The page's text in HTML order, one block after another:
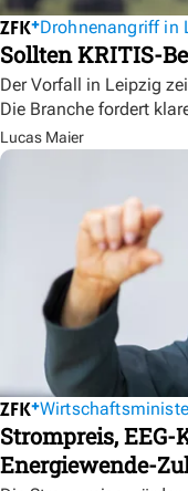
Drohnenangriff in
Sollten KRITIS-
Der Vorfall in Leipzig
Die Branche fordert
Lucas Maier
Strompreis, EEG-
Energiewende-